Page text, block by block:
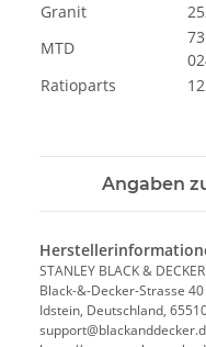
Granit
MTD
Ratioparts
Angaben
STANLEY BLACK &
Black-&-Decker-Strasse 40
Idstein, Deutschland,